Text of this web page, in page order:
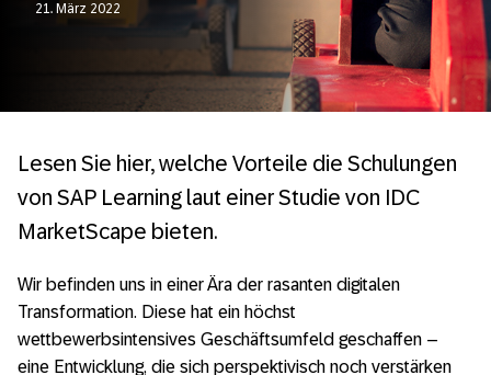
21. März 2022
Lesen Sie hier, welche Vorteile die Schulungen
von SAP Learning laut einer Studie von IDC
MarketScape bieten.
Wir befinden uns in einer Ära der rasanten digitalen
Transformation. Diese hat ein höchst
wettbewerbsintensives Geschäftsumfeld geschaffen –
eine Entwicklung, die sich perspektivisch noch verstärken